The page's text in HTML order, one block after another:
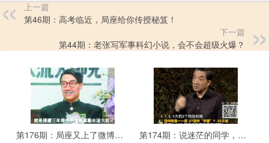
上一篇
第46期：高考临近，局座给你传授秘笈！
下一篇
第44期：老张写军事科幻小说，会不会超级火爆？
第176期：局座又上了微博热搜，中美贸易战真的打响了 第174期：说迷茫的同学，都没好好看书吧～